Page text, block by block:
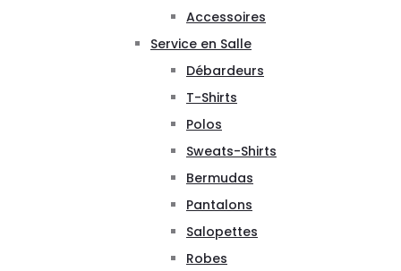
Accessoires
Service en Salle
Débardeurs
T-Shirts
Polos
Sweats-Shirts
Bermudas
Pantalons
Salopettes
Robes